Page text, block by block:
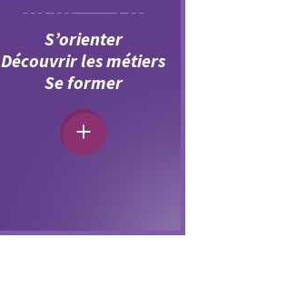
S’orienter
Découvrir les métiers
Se former